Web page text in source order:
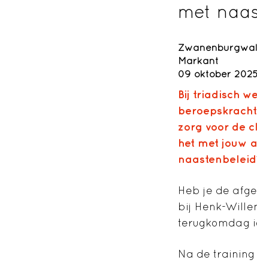
met
Zwanenburgwal
Markant
09 oktober
Bij triadisch
zorg voor de
het met jouw
Heb je de
bij Henk-
terugkomdag
Na de